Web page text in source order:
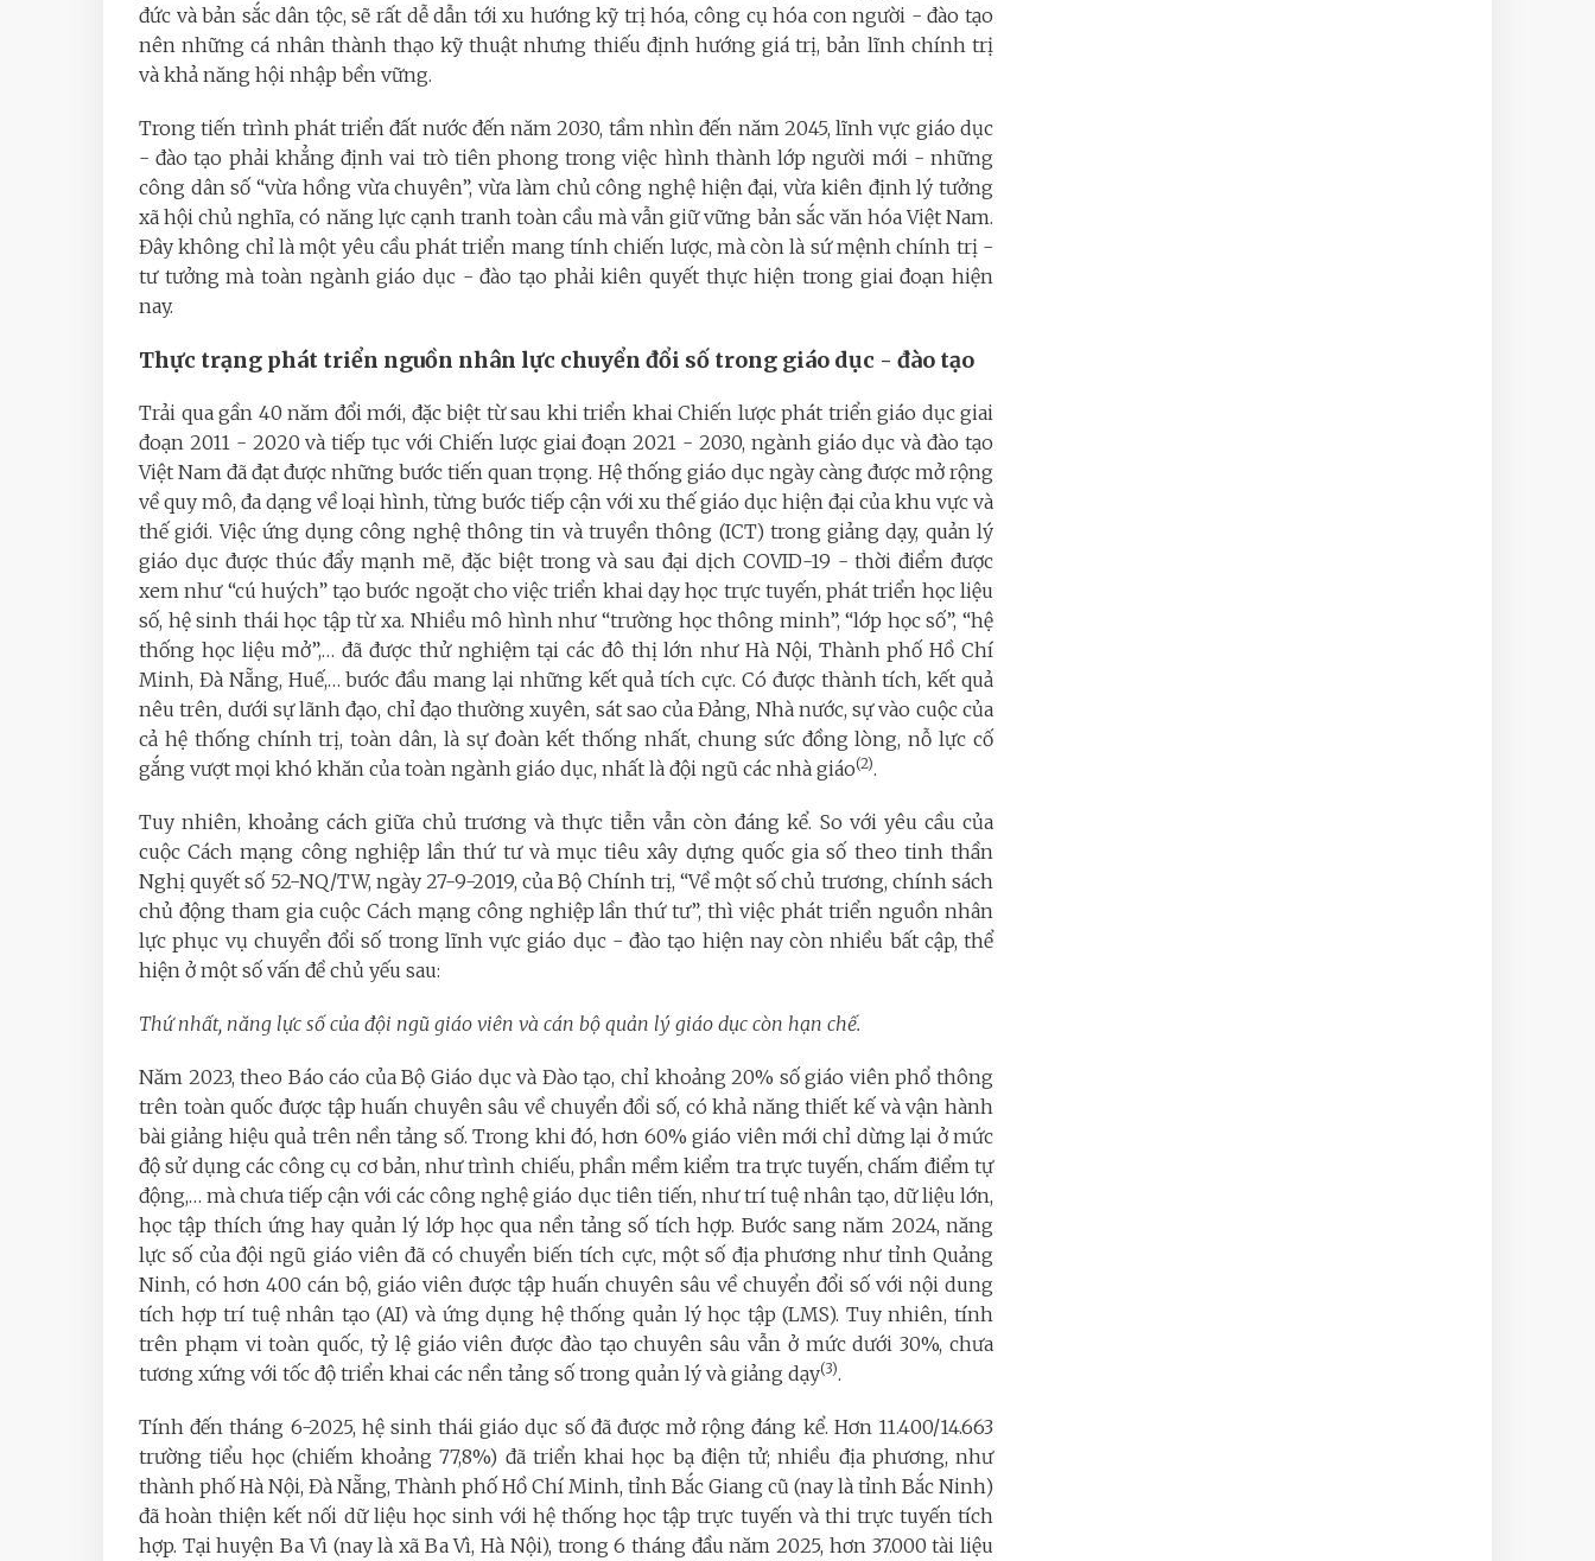
đức và bản sắc dân tộc, sẽ rất dễ dẫn tới xu hướng kỹ trị hóa, công cụ hóa con người - đào tạo
nên những cá nhân thành thạo kỹ thuật nhưng thiếu định hướng giá trị, bản lĩnh chính trị
và khả năng hội nhập bền vững.
Trong tiến trình phát triển đất nước đến năm 2030, tầm nhìn đến năm 2045, lĩnh vực giáo dục
- đào tạo phải khẳng định vai trò tiên phong trong việc hình thành lớp người mới - những
công dân số “vừa hồng vừa chuyên”, vừa làm chủ công nghệ hiện đại, vừa kiên định lý tưởng
xã hội chủ nghĩa, có năng lực cạnh tranh toàn cầu mà vẫn giữ vững bản sắc văn hóa Việt Nam.
Đây không chỉ là một yêu cầu phát triển mang tính chiến lược, mà còn là sứ mệnh chính trị -
tư tưởng mà toàn ngành giáo dục - đào tạo phải kiên quyết thực hiện trong giai đoạn hiện
nay.
Thực trạng phát triển nguồn nhân lực chuyển đổi số trong giáo dục - đào tạo
Trải qua gần 40 năm đổi mới, đặc biệt từ sau khi triển khai Chiến lược phát triển giáo dục giai
đoạn 2011 - 2020 và tiếp tục với Chiến lược giai đoạn 2021 - 2030, ngành giáo dục và đào tạo
Việt Nam đã đạt được những bước tiến quan trọng. Hệ thống giáo dục ngày càng được mở rộng
về quy mô, đa dạng về loại hình, từng bước tiếp cận với xu thế giáo dục hiện đại của khu vực và
thế giới. Việc ứng dụng công nghệ thông tin và truyền thông (ICT) trong giảng dạy, quản lý
giáo dục được thúc đẩy mạnh mẽ, đặc biệt trong và sau đại dịch COVID-19 - thời điểm được
xem như “cú huých” tạo bước ngoặt cho việc triển khai dạy học trực tuyến, phát triển học liệu
số, hệ sinh thái học tập từ xa. Nhiều mô hình như “trường học thông minh”, “lớp học số”, “hệ
thống học liệu mở”,… đã được thử nghiệm tại các đô thị lớn như Hà Nội, Thành phố Hồ Chí
Minh, Đà Nẵng, Huế,… bước đầu mang lại những kết quả tích cực. Có được thành tích, kết quả
nêu trên, dưới sự lãnh đạo, chỉ đạo thường xuyên, sát sao của Đảng, Nhà nước, sự vào cuộc của
cả hệ thống chính trị, toàn dân, là sự đoàn kết thống nhất, chung sức đồng lòng, nỗ lực cố
gắng vượt mọi khó khăn của toàn ngành giáo dục, nhất là đội ngũ các nhà giáo(2).
Tuy nhiên, khoảng cách giữa chủ trương và thực tiễn vẫn còn đáng kể. So với yêu cầu của
cuộc Cách mạng công nghiệp lần thứ tư và mục tiêu xây dựng quốc gia số theo tinh thần
Nghị quyết số 52-NQ/TW, ngày 27-9-2019, của Bộ Chính trị, “Về một số chủ trương, chính sách
chủ động tham gia cuộc Cách mạng công nghiệp lần thứ tư”, thì việc phát triển nguồn nhân
lực phục vụ chuyển đổi số trong lĩnh vực giáo dục - đào tạo hiện nay còn nhiều bất cập, thể
hiện ở một số vấn đề chủ yếu sau:
Thứ nhất, năng lực số của đội ngũ giáo viên và cán bộ quản lý giáo dục còn hạn chế.
Năm 2023, theo Báo cáo của Bộ Giáo dục và Đào tạo, chỉ khoảng 20% số giáo viên phổ thông
trên toàn quốc được tập huấn chuyên sâu về chuyển đổi số, có khả năng thiết kế và vận hành
bài giảng hiệu quả trên nền tảng số. Trong khi đó, hơn 60% giáo viên mới chỉ dừng lại ở mức
độ sử dụng các công cụ cơ bản, như trình chiếu, phần mềm kiểm tra trực tuyến, chấm điểm tự
động,… mà chưa tiếp cận với các công nghệ giáo dục tiên tiến, như trí tuệ nhân tạo, dữ liệu lớn,
học tập thích ứng hay quản lý lớp học qua nền tảng số tích hợp. Bước sang năm 2024, năng
lực số của đội ngũ giáo viên đã có chuyển biến tích cực, một số địa phương như tỉnh Quảng
Ninh, có hơn 400 cán bộ, giáo viên được tập huấn chuyên sâu về chuyển đổi số với nội dung
tích hợp trí tuệ nhân tạo (AI) và ứng dụng hệ thống quản lý học tập (LMS). Tuy nhiên, tính
trên phạm vi toàn quốc, tỷ lệ giáo viên được đào tạo chuyên sâu vẫn ở mức dưới 30%, chưa
tương xứng với tốc độ triển khai các nền tảng số trong quản lý và giảng dạy(3).
Tính đến tháng 6-2025, hệ sinh thái giáo dục số đã được mở rộng đáng kể. Hơn 11.400/14.663
trường tiểu học (chiếm khoảng 77,8%) đã triển khai học bạ điện tử; nhiều địa phương, như
thành phố Hà Nội, Đà Nẵng, Thành phố Hồ Chí Minh, tỉnh Bắc Giang cũ (nay là tỉnh Bắc Ninh)
đã hoàn thiện kết nối dữ liệu học sinh với hệ thống học tập trực tuyến và thi trực tuyến tích
hợp. Tại huyện Ba Vì (nay là xã Ba Vì, Hà Nội), trong 6 tháng đầu năm 2025, hơn 37.000 tài liệu